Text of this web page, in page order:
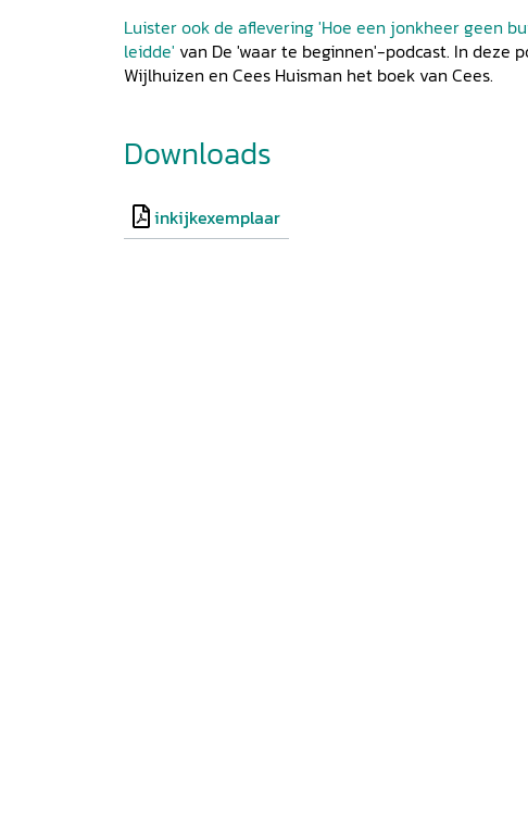
E Gebruikte literatuur bij zijn Verhandeling over het
zedelijk karakter
van de Kerkhervormers 249
Publicaties van B.R. de Geer 254
Archiefstukken betreffende B.R. de Geer 255
Luister ook de aflevering 'Hoe een jonkheer geen
leidde' van De 'waar te beginnen'-podcast. In deze
Wijlhuizen en Cees Huisman het boek van Cees.
Downloads
inkijkexemplaar